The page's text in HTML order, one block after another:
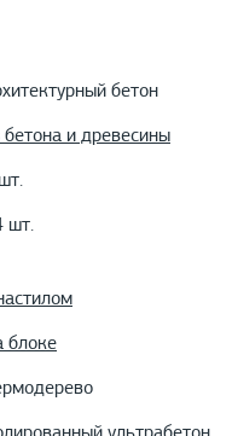
бетон
бетона и древесины
шт.
блоке